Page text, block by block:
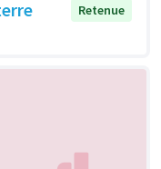
Retenue